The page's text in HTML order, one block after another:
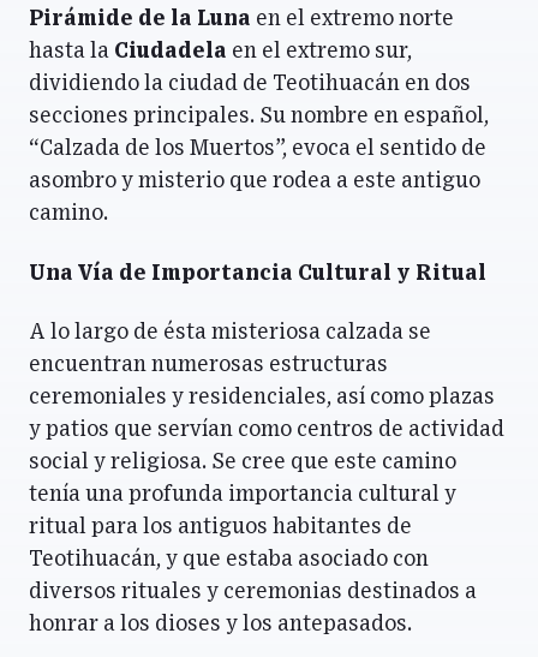
Pirámide de la Luna en el extremo norte
hasta la Ciudadela en el extremo sur,
dividiendo la ciudad de Teotihuacán en dos
secciones principales. Su nombre en español,
“Calzada de los Muertos”, evoca el sentido de
asombro y misterio que rodea a este antiguo
camino.
Una Vía de Importancia Cultural y Ritual
A lo largo de ésta misteriosa calzada se
encuentran numerosas estructuras
ceremoniales y residenciales, así como plazas
y patios que servían como centros de actividad
social y religiosa. Se cree que este camino
tenía una profunda importancia cultural y
ritual para los antiguos habitantes de
Teotihuacán, y que estaba asociado con
diversos rituales y ceremonias destinados a
honrar a los dioses y los antepasados.